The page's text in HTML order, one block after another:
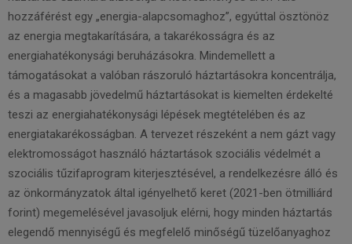
hozzáférést egy „energia-alapcsomaghoz”, egyúttal ösztönöz
az energia megtakarítására, a takarékosságra és az
energiahatékonysági beruházásokra. Mindemellett a
támogatásokat a valóban rászoruló háztartásokra koncentrálja,
és a magasabb jövedelmű háztartásokat is kiemelten érdekelté
teszi az energiahatékonysági lépések megtételében és az
energiatakarékosságban. A tervezet részeként a nem gázt vagy
elektromosságot használó háztartások szociális védelmét a
szociális tűzifaprogram kiterjesztésével, a rendelkezésre álló és
az önkormányzatok által igényelhető keret (2021-ben ötmilliárd
forint) megemelésével javasoljuk elérni, hogy minden háztartás
elegendő mennyiségű és megfelelő minőségű tüzelőanyaghoz